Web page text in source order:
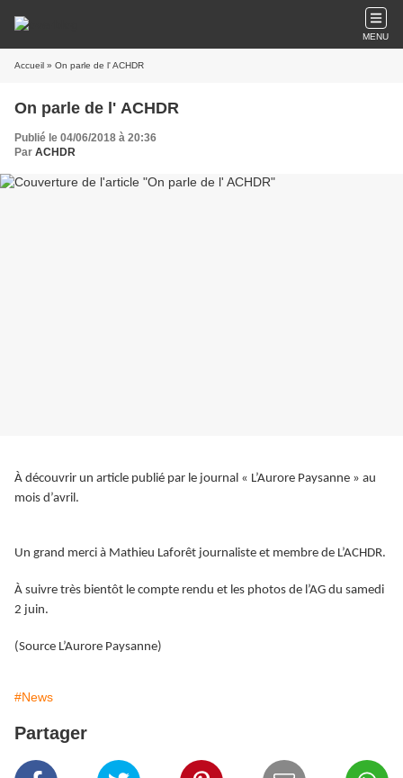
MENU
Accueil » On parle de l' ACHDR
On parle de l' ACHDR
Publié le 04/06/2018 à 20:36
Par ACHDR
À découvrir un article publié par le journal « L’Aurore Paysanne » au
mois d’avril.
Un grand merci à Mathieu Laforêt journaliste et membre de L’ACHDR.
À suivre très bientôt le compte rendu et les photos de l’AG du samedi
2 juin.
(Source L’Aurore Paysanne)
#News
Partager